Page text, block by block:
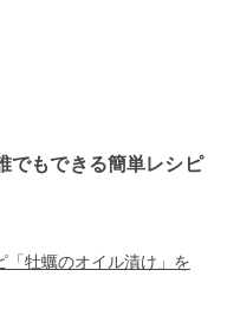
でもできる簡単レシピ
「牡蠣のオイル漬け」を